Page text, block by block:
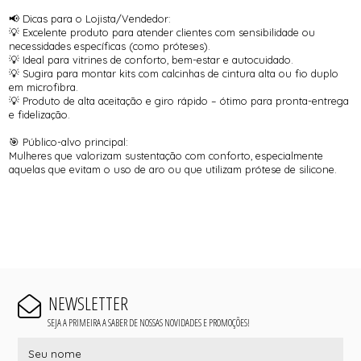
📢 Dicas para o Lojista/Vendedor:
💡 Excelente produto para atender clientes com sensibilidade ou
necessidades específicas (como próteses).
💡 Ideal para vitrines de conforto, bem-estar e autocuidado.
💡 Sugira para montar kits com calcinhas de cintura alta ou fio duplo
em microfibra.
💡 Produto de alta aceitação e giro rápido – ótimo para pronta-entrega
e fidelização.
🎯 Público-alvo principal:
Mulheres que valorizam sustentação com conforto, especialmente
aquelas que evitam o uso de aro ou que utilizam prótese de silicone.
NEWSLETTER
SEJA A PRIMEIRA A SABER DE NOSSAS NOVIDADES E PROMOÇÕES!